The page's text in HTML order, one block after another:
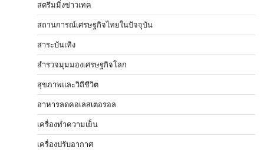
สตรีมมิ่งข่าวเทค
สถานการณ์เศรษฐกิจไทยในปัจจุบัน
สาระบันเทิง
สำรวจมุมมองเศรษฐกิจโลก
สุขภาพและวิถีชีวิต
อาหารลดคอเลสเตอรอล
เครื่องทำความเย็น
เครื่องปรับอากาศ